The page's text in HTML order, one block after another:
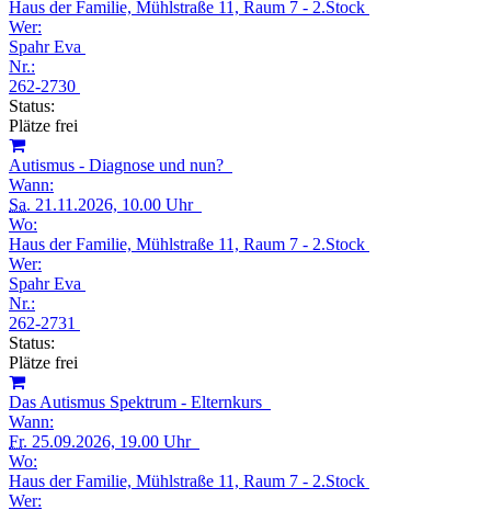
Haus der Familie, Mühlstraße 11, Raum 7 - 2.Stock
Wer:
Spahr Eva
Nr.:
262-2730
Status:
Plätze frei
Autismus - Diagnose und nun?
Wann:
Sa. 21.11.2026, 10.00 Uhr
Wo:
Haus der Familie, Mühlstraße 11, Raum 7 - 2.Stock
Wer:
Spahr Eva
Nr.:
262-2731
Status:
Plätze frei
Das Autismus Spektrum - Elternkurs
Wann:
Fr. 25.09.2026, 19.00 Uhr
Wo:
Haus der Familie, Mühlstraße 11, Raum 7 - 2.Stock
Wer: